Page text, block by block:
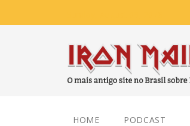
HOME PODCAST